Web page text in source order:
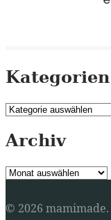
Kategorien
Kategorien
Archiv
Archiv
© 2026 mamimade.